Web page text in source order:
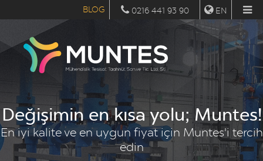
EN
0216 441 93 90
BLOG
Değişimin en kısa yolu; Muntes!
En iyi kalite ve en uygun fiyat için Muntes'i tercih
edin